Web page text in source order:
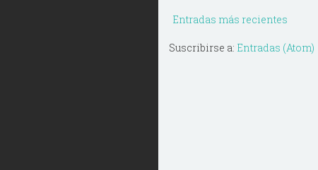
Entradas más recientes
Suscribirse a: Entradas (Atom)